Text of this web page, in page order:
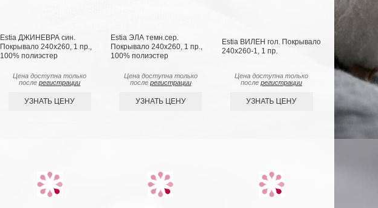
Estia ДЖИНЕВРА син.
Покрывало 240х260, 1 пр.,
100% полиэстер
Цена доступна только
послерегистрации
УЗНАТЬ ЦЕНУ
Estia ЭЛА темн.сер.
Покрывало 240х260, 1 пр.,
100% полиэстер
Цена доступна только
после регистрации
УЗНАТЬ ЦЕНУ
Estia ВИЛЕН гол. Покрывало
240х260-1, 1 пр.
Цена доступна только
послерегистрации
УЗНАТЬ ЦЕНУ